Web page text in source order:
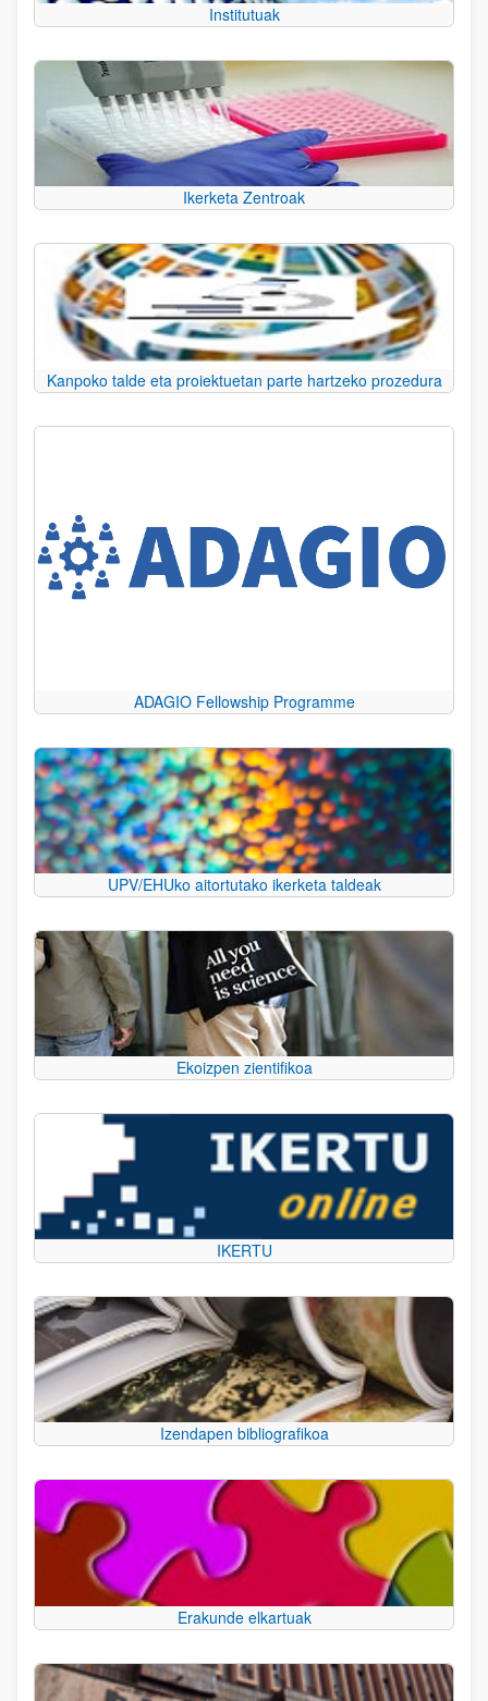
Institutuak
Ikerketa Zentroak
Kanpoko talde eta proiektuetan parte hartzeko prozedura
ADAGIO Fellowship Programme
UPV/EHUko aitortutako ikerketa taldeak
Ekoizpen zientifikoa
IKERTU
Izendapen bibliografikoa
Erakunde elkartuak